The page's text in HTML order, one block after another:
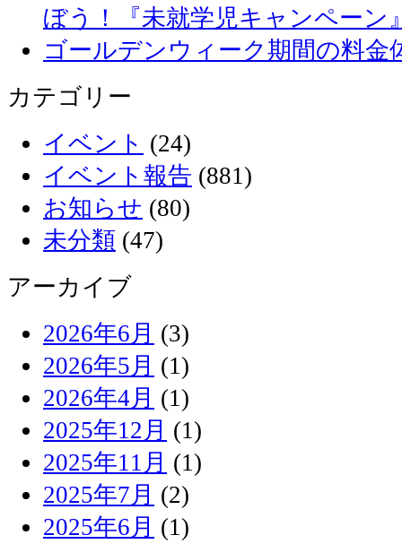
ぼう！『未就学児キャンペーン
ゴールデンウィーク期間の料金
カテゴリー
イベント (24)
イベント報告 (881)
お知らせ (80)
未分類 (47)
アーカイブ
2026年6月 (3)
2026年5月 (1)
2026年4月 (1)
2025年12月 (1)
2025年11月 (1)
2025年7月 (2)
2025年6月 (1)